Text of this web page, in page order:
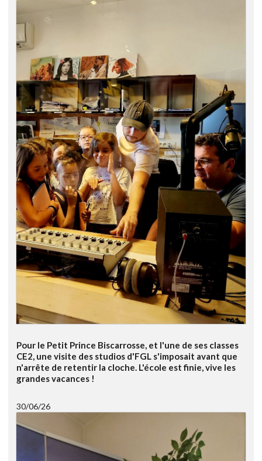
Pour le Petit Prince Biscarrosse, et l'une de ses classes
CE2, une visite des studios d'FGL s'imposait avant que
n'arrête de retentir la cloche. L'école est finie, vive les
grandes vacances !
30/06/26